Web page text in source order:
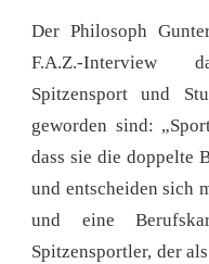
Der Philosoph
F.A.Z.-Interview
Spitzensport und
geworden sind:
dass sie die doppelte
und entscheiden sich
und eine
Spitzensportler, der